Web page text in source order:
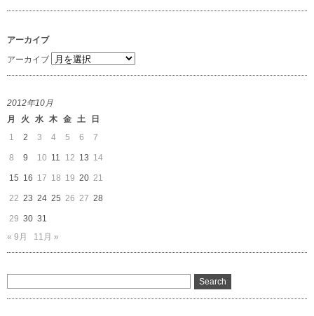
アーカイブ
アーカイブ
2012年10月
月
火 水 木 金 土
日
1
2 3 4 5 6 7
8 9 10 11 12 13 14
15 16 17 18 19 20 21
22 23 24 25 26 27 28
29 30 31
« 9月
11月 »